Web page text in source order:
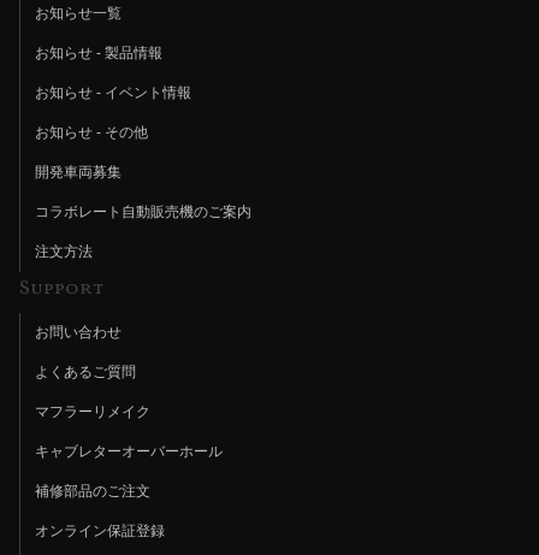
お知らせ一覧
お知らせ - 製品情報
お知らせ - イベント情報
お知らせ - その他
開発車両募集
コラボレート自動販売機のご案内
注文方法
Support
お問い合わせ
よくあるご質問
マフラーリメイク
キャブレターオーバーホール
補修部品のご注文
オンライン保証登録